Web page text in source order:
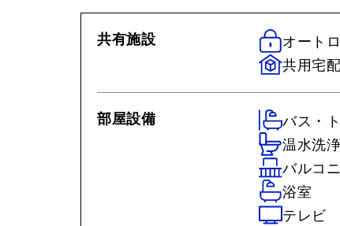
共有施設 オート
共用宅
部屋設備 バス・
温水洗
バルコ
浴室
テレビ